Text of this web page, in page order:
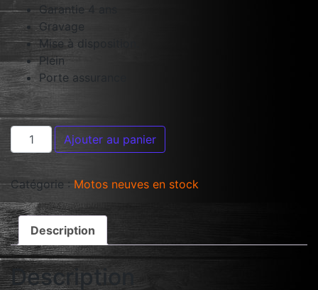
Garantie 4 ans
Gravage
Mise à disposition.
Plein
Porte assurance
Ajouter au panier
Catégorie : Motos neuves en stock
Description
Description